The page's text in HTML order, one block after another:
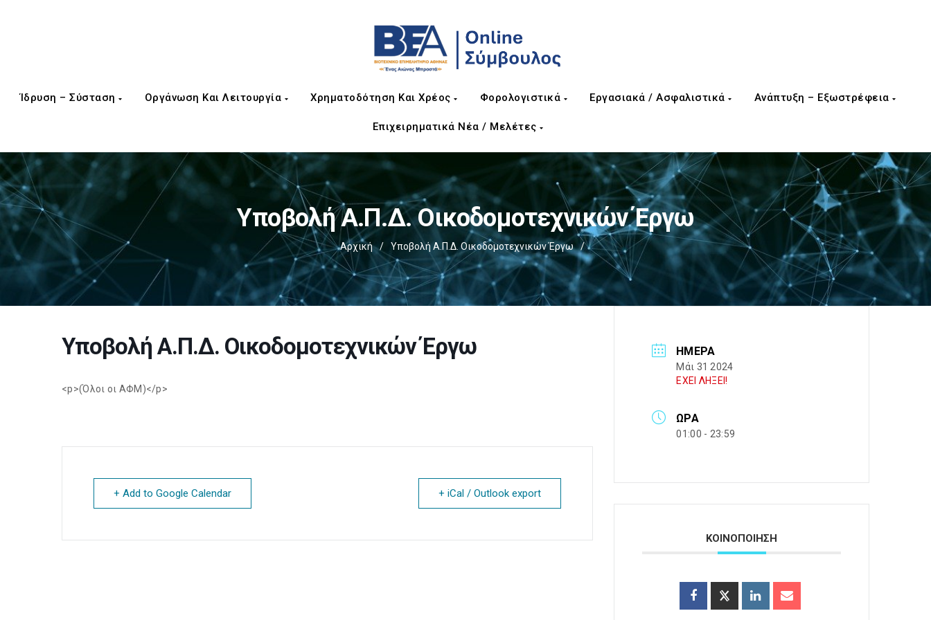
Ίδρυση – Σύσταση Οργάνωση Και Λειτουργία Χρηματοδότηση Και Χρέος Φορολογιστικά Εργασιακά / Ασφαλιστικά Ανάπτυξη – Εξωστρέφεια
Επιχειρηματικά Νέα / Μελέτες
Υποβολή Α.Π.Δ. Οικοδομοτεχνικών Έργω
Αρχική / Υποβολή Α.Π.Δ. Οικοδομοτεχνικών Έργω /
Υποβολή Α.Π.Δ. Οικοδομοτεχνικών Έργω
<p>(Όλοι οι ΑΦΜ)</p>
+ Add to Google Calendar + iCal / Outlook export
ΗΜΈΡΑ
Μάι 31 2024
ΕΧΕΙ ΛΗΞΕΙ!
ΏΡΑ
01:00 - 23:59
ΚΟΙΝΟΠΟΙΗΣΗ